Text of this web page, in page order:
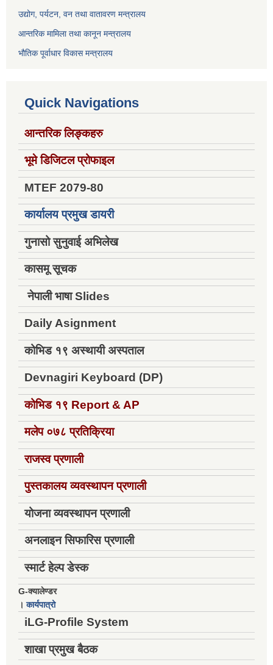
उद्योग, पर्यटन, वन तथा वातावरण मन्त्रालय
आन्तरिक मामिला तथा कानून मन्त्रालय
भौतिक पूर्वाधार विकास मन्त्रालय
Quick Navigations
आन्तरिक लिङ्कहरु
भूमे डिजिटल प्रोफाइल
MTEF 2079-80
कार्यालय प्रमुख डायरी
गुनासो सुनुवाई अभिलेख
कासमू सूचक
नेपाली भाषा Slides
Daily Asignment
कोभिड १९ अस्थायी अस्पताल
Devnagiri Keyboard (DP)
कोभिड १९ Report & AP
मलेप ०७८ प्रतिक्रिया
राजस्व प्रणाली
पुस्तकालय व्यवस्थापन प्रणाली
योजना व्यवस्थापन प्रणाली
अनलाइन सिफारिस प्रणाली
स्मार्ट हेल्प डेस्क
G-क्यालेण्डर
।कार्यपात्रो
iLG-Profile System
शाखा प्रमुख बैठक